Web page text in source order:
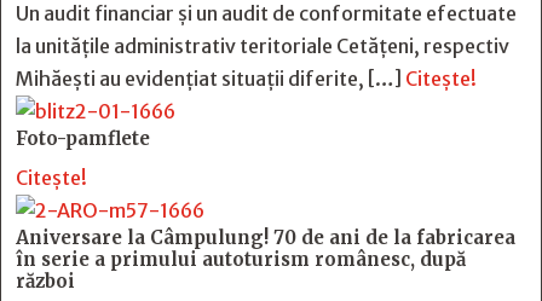
Un audit financiar și un audit de conformitate efectuate
la unitățile administrativ teritoriale Cetățeni, respectiv
Mihăești au evidențiat situații diferite, […] Citește!
Foto-pamflete
Citește!
Aniversare la Câmpulung! 70 de ani de la fabricarea
în serie a primului autoturism românesc, după
război